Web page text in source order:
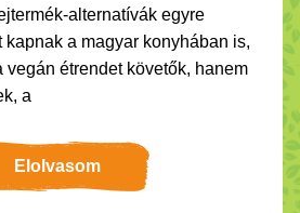
alternatívák egyre
kapnak a magyar konyhában is,
vegán étrendet követők, hanem
a
Elolvasom